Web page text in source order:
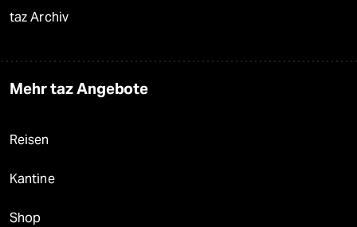
taz Archiv
Mehr taz Angebote
Reisen
Kantine
Shop